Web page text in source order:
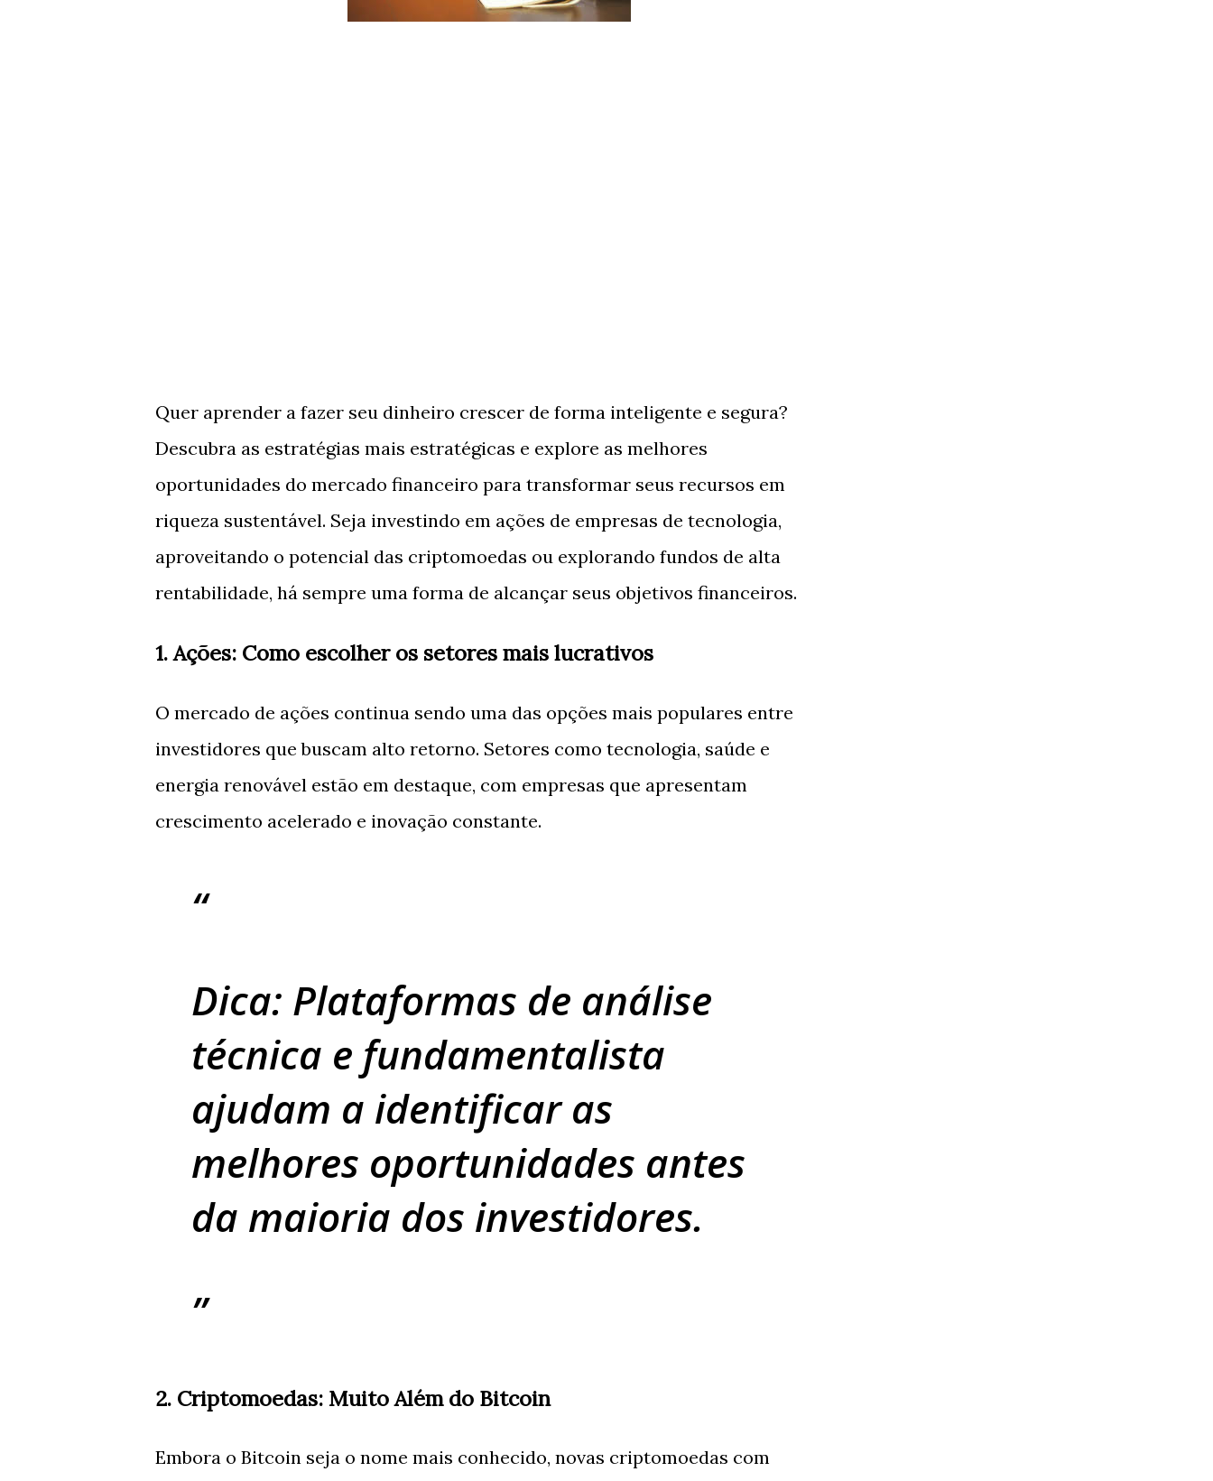
Quer aprender a fazer seu dinheiro crescer de forma inteligente e segura?
Descubra as estratégias mais estratégicas e explore as melhores
oportunidades do mercado financeiro para transformar seus recursos em
riqueza sustentável. Seja investindo em ações de empresas de tecnologia,
aproveitando o potencial das criptomoedas ou explorando fundos de alta
rentabilidade, há sempre uma forma de alcançar seus objetivos financeiros.
1. Ações: Como escolher os setores mais lucrativos
O mercado de ações continua sendo uma das opções mais populares entre
investidores que buscam alto retorno. Setores como tecnologia, saúde e
energia renovável estão em destaque, com empresas que apresentam
crescimento acelerado e inovação constante.
Dica: Plataformas de análise
técnica e fundamentalista
ajudam a identificar as
melhores oportunidades antes
da maioria dos investidores.
2. Criptomoedas: Muito Além do Bitcoin
Embora o Bitcoin seja o nome mais conhecido, novas criptomoedas com